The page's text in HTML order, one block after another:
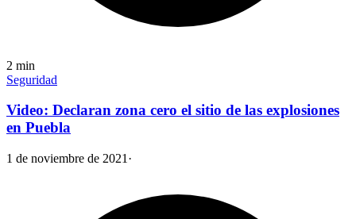
2 min
Seguridad
Video: Declaran zona cero el sitio de las explosiones
en Puebla
1 de noviembre de 2021 ·